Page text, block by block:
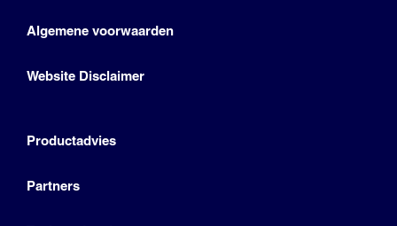
Algemene voorwaarden
Website Disclaimer
Productadvies
Partners